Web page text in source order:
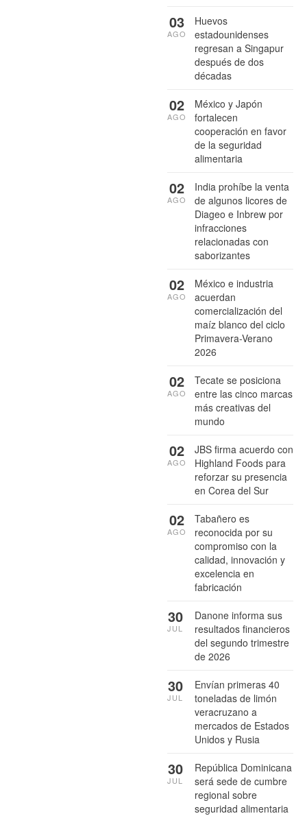
Huevos
estadounidenses
regresan a Singapur
después de dos
décadas
03
AGO
México y Japón
fortalecen
cooperación en favor
de la seguridad
alimentaria
02
AGO
India prohíbe la venta
de algunos licores de
Diageo e Inbrew por
infracciones
relacionadas con
saborizantes
02
AGO
México e industria
acuerdan
comercialización del
maíz blanco del ciclo
Primavera-Verano
2026
02
AGO
Tecate se posiciona
entre las cinco marcas
más creativas del
mundo
02
AGO
JBS firma acuerdo con
Highland Foods para
reforzar su presencia
en Corea del Sur
02
AGO
Tabañero es
reconocida por su
compromiso con la
calidad, innovación y
excelencia en
fabricación
02
AGO
Danone informa sus
resultados financieros
del segundo trimestre
de 2026
30
JUL
Envían primeras 40
toneladas de limón
veracruzano a
mercados de Estados
Unidos y Rusia
30
JUL
República Dominicana
será sede de cumbre
regional sobre
seguridad alimentaria
30
JUL